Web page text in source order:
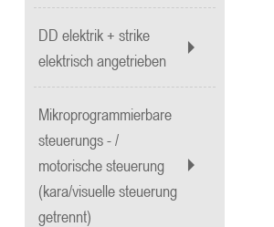
DD elektrik + strike
elektrisch angetrieben
Mikroprogrammierbare
steuerungs - /
motorische steuerung
(kara/visuelle steuerung
getrennt)